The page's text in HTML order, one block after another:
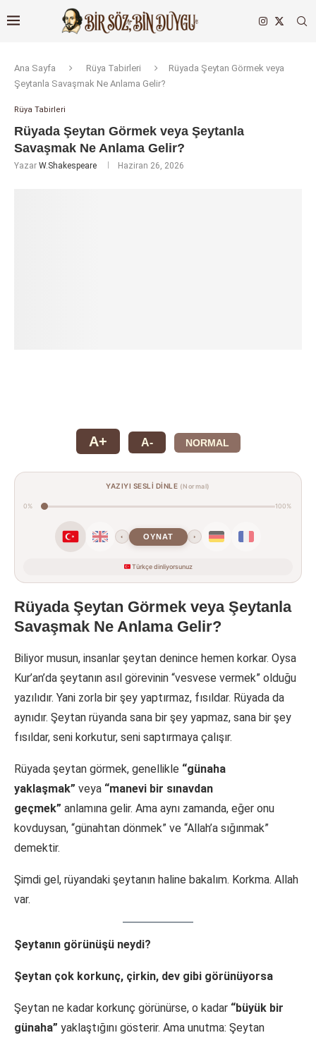
Ana Sayfa Rüya Tabirleri
Rüyada Şeytan Görmek veya
Şeytanla Savaşmak Ne Anlama Gelir?
Rüya Tabirleri
Rüyada Şeytan Görmek veya Şeytanla
Savaşmak Ne Anlama Gelir?
Yazar W.Shakespeare Haziran 26, 2026
A+ A- NORMAL
YAZIYI SESLİ DİNLE (Normal)
0% 100%
‹ OYNAT ›
Türkçe dinliyorsunuz
Rüyada Şeytan Görmek veya Şeytanla
Savaşmak Ne Anlama Gelir?
Biliyor musun, insanlar şeytan denince hemen korkar. Oysa
Kur’an’da şeytanın asıl görevinin “vesvese vermek” olduğu
yazılıdır. Yani zorla bir şey yaptırmaz, fısıldar. Rüyada da
aynıdır. Şeytan rüyanda sana bir şey yapmaz, sana bir şey
fısıldar, seni korkutur, seni saptırmaya çalışır.
Rüyada şeytan görmek, genellikle “günaha
yaklaşmak” veya “manevi bir sınavdan
geçmek” anlamına gelir. Ama aynı zamanda, eğer onu
kovduysan, “günahtan dönmek” ve “Allah’a sığınmak”
demektir.
Şimdi gel, rüyandaki şeytanın haline bakalım. Korkma. Allah
var.
Şeytanın görünüşü neydi?
Şeytan çok korkunç, çirkin, dev gibi görünüyorsa
Şeytan ne kadar korkunç görünürse, o kadar “büyük bir
günaha” yaklaştığını gösterir. Ama unutma: Şeytan